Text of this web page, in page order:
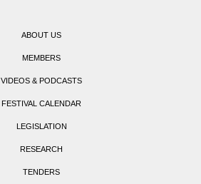
ABOUT US
MEMBERS
VIDEOS & PODCASTS
FESTIVAL CALENDAR
LEGISLATION
RESEARCH
TENDERS